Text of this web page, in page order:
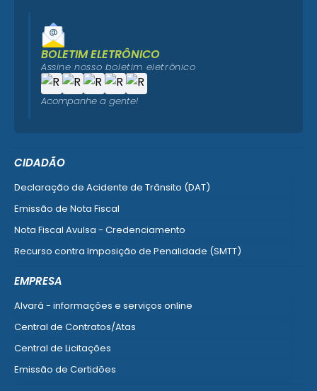
CIDADÃO
Declaração de Acidente de Trânsito (DAT)
Emissão de Nota Fiscal
Nota Fiscal Avulsa - Credenciamento
Recurso contra Imposição de Penalidade (SMTT)
EMPRESA
Alvará - informações e serviços online
Central de Contratos/Atas
Central de Licitações
Emissão de Certidões
BOLETIM ELETRÔNICO
Assine nosso boletim eletrônico
Acompanhe a gente!